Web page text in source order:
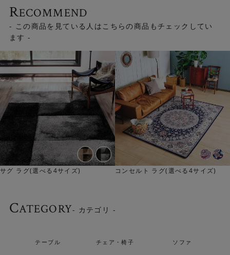
丈夫で長持ち。ウィルトン織カーペット
ヨーロッパで古くからある技法のひとつ「ウィルトン織」
のカーペットです。耐久性があるので、長く愛用いただけ
ます。
RECOMMEND
- この商品を見ている人はこちらの商品もチェックしてい
ます -
サグ ラグ(選べる4サイズ) コンセルト ラグ(選べる4サイズ)
CATEGORY- カテゴリ -
テーブル チェア・椅子 ソファ